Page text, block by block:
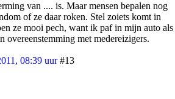
van .... is. Maar mensen bepalen nog
of ze daar roken. Stel zoiets komt in
ze mooi pech, want ik paf in mijn auto als
met medereizigers.
08:39 uur #13